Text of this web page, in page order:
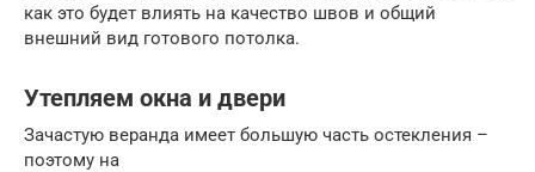
как это будет влиять на качество швов и общий
внешний вид готового потолка.
Утепляем окна и двери
Зачастую веранда имеет большую часть остекления –
поэтому на